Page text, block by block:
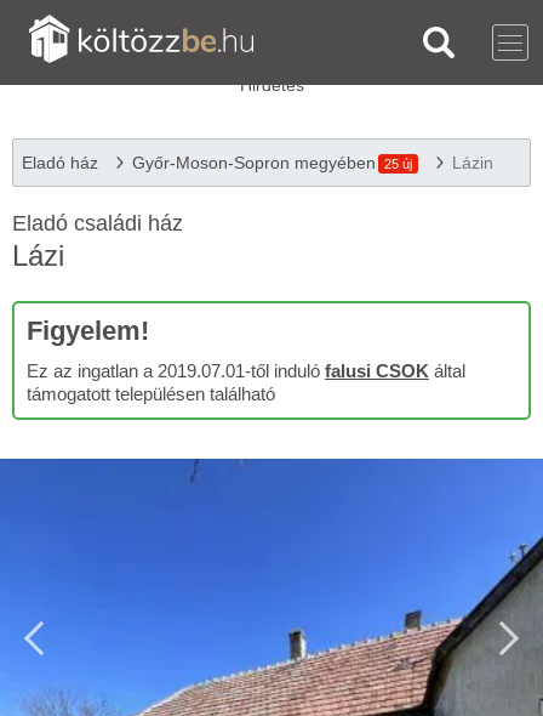
Eladó ház Győr-Moson-Sopron megyében 25 új Lázin
Eladó családi ház
Lázi
Figyelem!
Ez az ingatlan a 2019.07.01-től induló falusi CSOK által
támogatott településen található